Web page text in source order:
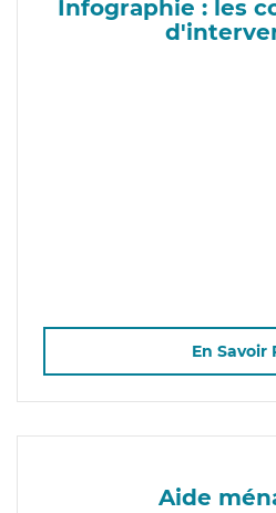
Infographie : les
En Savoir
Aide